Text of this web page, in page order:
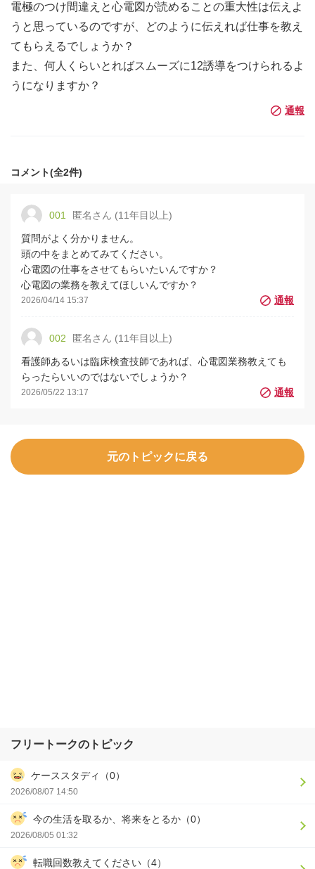
電極のつけ間違えと心電図が読めることの重大性は伝えよ
うと思っているのですが、どのように伝えれば仕事を教え
てもらえるでしょうか？
また、何人くらいとればスムーズに12誘導をつけられるよ
うになりますか？
コメント(全2件)
001 匿名さん (11年目以上)
質問がよく分かりません。
頭の中をまとめてみてください。
心電図の仕事をさせてもらいたいんですか？
心電図の業務を教えてほしいんですか？
2026/04/14 15:37
002 匿名さん (11年目以上)
看護師あるいは臨床検査技師であれば、心電図業務教えても
らったらいいのではないでしょうか？
2026/05/22 13:17
元のトピックに戻る
フリートークのトピック
ケーススタディ（0）
2026/08/07 14:50
今の生活を取るか、将来をとるか（0）
2026/08/05 01:32
転職回数教えてください（4）